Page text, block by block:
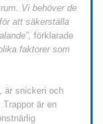
Vi behöver de
att säkerställa
förklarade
faktorer som
är snickeri och
är en